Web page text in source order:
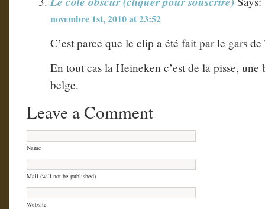
novembre 1st, 2010 at 23:52
C’est parce que le clip a été fait par le gars
En tout cas la Heineken c’est de la pisse,
belge.
Leave a Comment
Name
Mail (will not be published)
Website